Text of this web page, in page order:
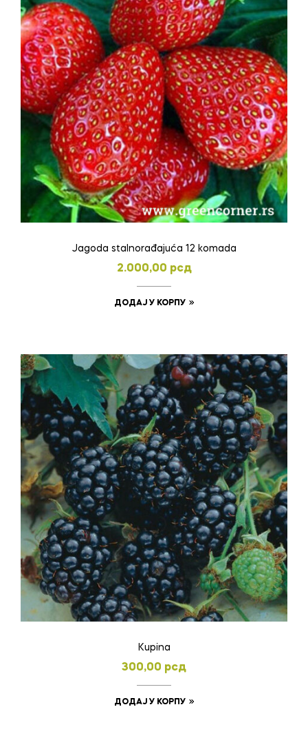
Jagoda stalnorađajuća 12 komada
2.000,00 рсд
ДОДАЈ У КОРПУ
Kupina
300,00 рсд
ДОДАЈ У КОРПУ